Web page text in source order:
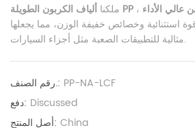
ملكنا ألياف الكربون الطويلة PP عالي الأداء ،
استثنائية وخصائص خفيفة الوزن، مما يجعلها
مثالية للتطبيقات الصعبة مثل أجزاء السيارات.
رقم الصنف.: PP-NA-LCF
دفع: Discussed
أصل المنتج: China